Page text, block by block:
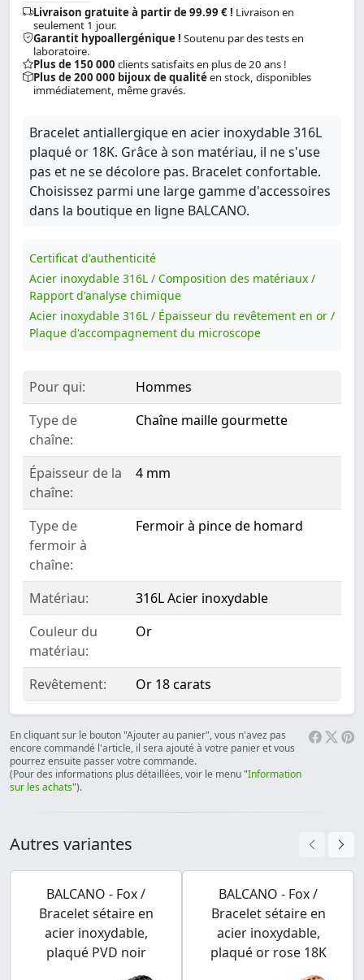
Livraison gratuite à partir de 99.99 € ! Livraison en
seulement 1 jour.
Garantit hypoallergénique ! Soutenu par des tests en
laboratoire.
Plus de 150 000 clients satisfaits en plus de 20 ans !
Plus de 200 000 bijoux de qualitéen stock, disponibles
immédiatement, même gravés.
Bracelet antiallergique en acier inoxydable 316L
plaqué or 18K. Grâce à son matériau, il ne s'use
pas et ne se décolore pas. Bracelet confortable.
Choisissez parmi une large gamme d'accessoires
dans la boutique en ligne BALCANO.
Certificat d'authenticité
Acier inoxydable 316L / Composition des matériaux /
Rapport d'analyse chimique
Acier inoxydable 316L / Épaisseur du revêtement en or /
Plaque d'accompagnement du microscope
Pour qui:
Hommes
Type de
chaîne:
Chaîne maille gourmette
Épaisseur de la
chaîne:
4 mm
Type de
fermoir à
chaîne:
Fermoir à pince de homard
Matériau:
316L Acier inoxydable
Couleur du
matériau:
Or
Revêtement: Or 18 carats
En cliquant sur le bouton "Ajouter au panier", vous n'avez pas
encore commandé l'article, il sera ajouté à votre panier et vous
pourrez ensuite passer votre commande.
(Pour des informations plus détaillées, voir le menu "Information
sur les achats").
Autres variantes
BALCANO - Fox /
Bracelet sétaire en
acier inoxydable,
plaqué PVD noir
BALCANO - Fox /
Bracelet sétaire en
acier inoxydable,
plaqué or rose 18K